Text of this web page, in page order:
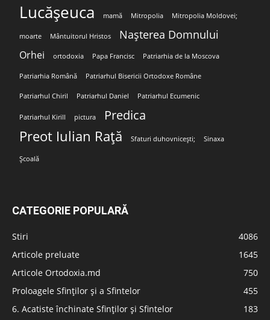
Lucășeuca mamă Mitropolia Mitropolia Moldovei;
moarte Mântuitorul Hristos Nașterea Domnului
Orhei ortodoxia Papa Francisc Patriarhia de la Moscova
Patriarhia Română Patriarhul Bisericii Ortodoxe Române
Patriarhul Chiril Patriarhul Daniel Patriarhul Ecumenic
Patriarhul Kirill pictura Predica
Preot Iulian Rață Sfaturi duhovnicești; Sinaxa
Școală
CATEGORIE POPULARĂ
Stiri
4086
Articole preluate
1645
Articole Ortodoxia.md
750
Proloagele Sfinților și a Sfintelor
455
6. Acatiste închinate Sfinților și Sfintelor
183